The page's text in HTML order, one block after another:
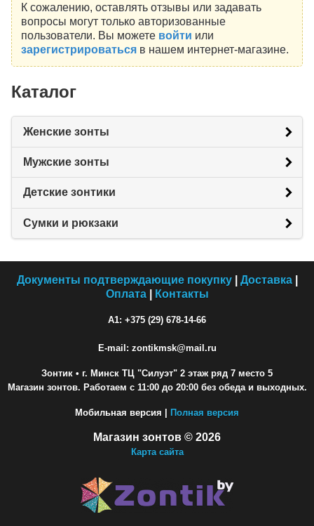
К сожалению, оставлять отзывы или задавать
вопросы могут только авторизованные
пользователи. Вы можете войти или
зарегистрироватьсяв нашем интернет-магазине.
Каталог
Женские зонты
Мужские зонты
Детские зонтики
Сумки и рюкзаки
Документы подтверждающие покупку| Доставка|
Оплата| Контакты
A1: +375 (29) 678-14-66
E-mail: zontikmsk@mail.ru
Зонтик • г. Минск ТЦ "Силуэт" 2 этаж ряд 7 место 5
Магазин зонтов. Работаем с 11:00 до 20:00 без обеда и выходных.
Мобильная версия | Полная версия
Магазин зонтов © 2026
Карта сайта